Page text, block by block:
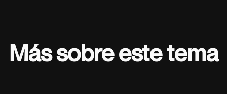
Más sobre este tema